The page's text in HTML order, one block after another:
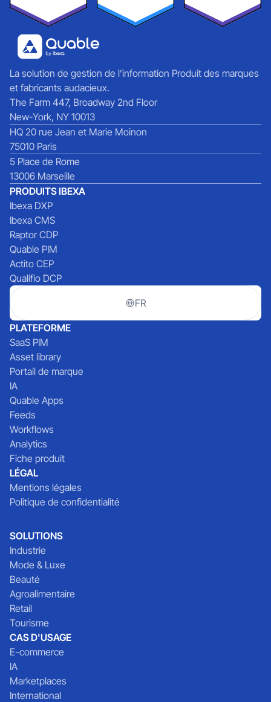
La solution de gestion de l’information Produit des marques
et fabricants audacieux.
The Farm 447, Broadway 2nd Floor
New-York, NY 10013
HQ 20 rue Jean et Marie Moinon
75010 Paris
5 Place de Rome
13006 Marseille
PRODUITS IBEXA
Ibexa DXP
Ibexa CMS
Raptor CDP
Quable PIM
Actito CEP
Qualifio DCP
FR
PLATEFORME
SaaS PIM
Asset library
Portail de marque
IA
Quable Apps
Feeds
Workflows
Analytics
Fiche produit
LÉGAL
Mentions légales
Politique de confidentialité
SOLUTIONS
Industrie
Mode & Luxe
Beauté
Agroalimentaire
Retail
Tourisme
CAS D'USAGE
E-commerce
IA
Marketplaces
International